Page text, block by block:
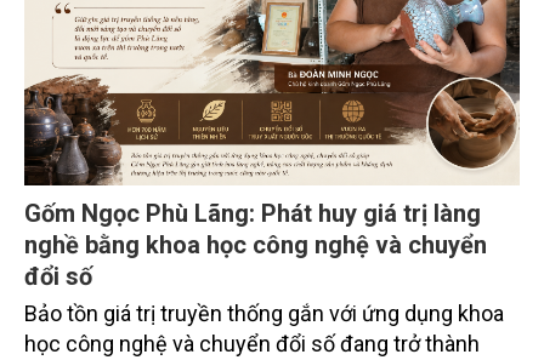
doanh nghiệp ở các tỉnh miền núi phía Bắc.
Gốm Ngọc Phù Lãng: Phát huy giá trị làng
nghề bằng khoa học công nghệ và chuyển
đổi số
Bảo tồn giá trị truyền thống gắn với ứng dụng khoa
học công nghệ và chuyển đổi số đang trở thành